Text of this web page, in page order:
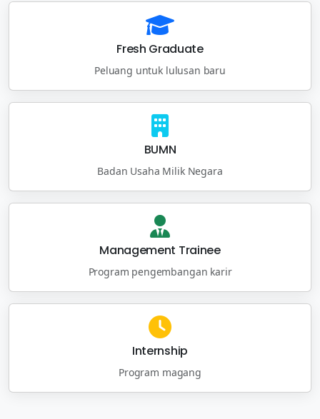
Fresh Graduate
Peluang untuk lulusan baru
BUMN
Badan Usaha Milik Negara
Management Trainee
Program pengembangan karir
Internship
Program magang